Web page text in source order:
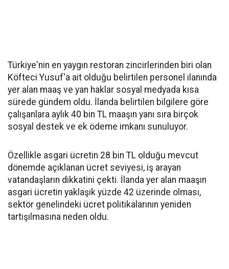
Türkiye'nin en yaygın restoran zincirlerinden biri olan
Köfteci Yusuf'a ait olduğu belirtilen personel ilanında
yer alan maaş ve yan haklar sosyal medyada kısa
sürede gündem oldu. İlanda belirtilen bilgilere göre
çalışanlara aylık 40 bin TL maaşın yanı sıra birçok
sosyal destek ve ek ödeme imkanı sunuluyor.
Özellikle asgari ücretin 28 bin TL olduğu mevcut
dönemde açıklanan ücret seviyesi, iş arayan
vatandaşların dikkatini çekti. İlanda yer alan maaşın
asgari ücretin yaklaşık yüzde 42 üzerinde olması,
sektör genelindeki ücret politikalarının yeniden
tartışılmasına neden oldu.